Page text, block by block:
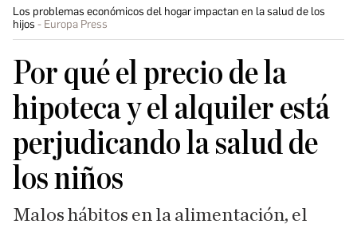
Los problemas económicos del hogar impactan en la salud de los
hijos
Europa Press
Por qué el precio de la
hipoteca y el alquiler está
perjudicando la salud de
los niños
Malos hábitos en la alimentación, el